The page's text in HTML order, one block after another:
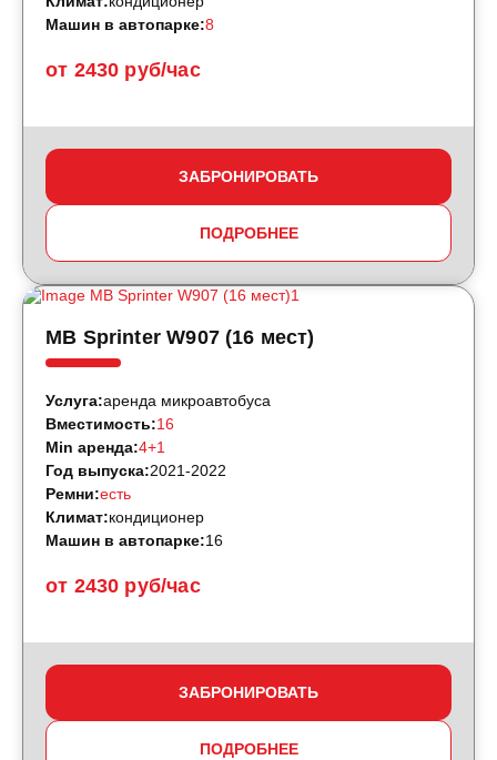
от 2430 руб/час
Машин в автопарке:8
ЗАБРОНИРОВАТЬ
ПОДРОБНЕЕ
MB Sprinter W907 (16 мест)
от 2430 руб/час
Услуга:аренда микроавтобуса
Вместимость:16
Min аренда:4+1
Год выпуска:2021-2022
Ремни:есть
Климат:кондиционер
Машин в автопарке:16
ЗАБРОНИРОВАТЬ
ПОДРОБНЕЕ